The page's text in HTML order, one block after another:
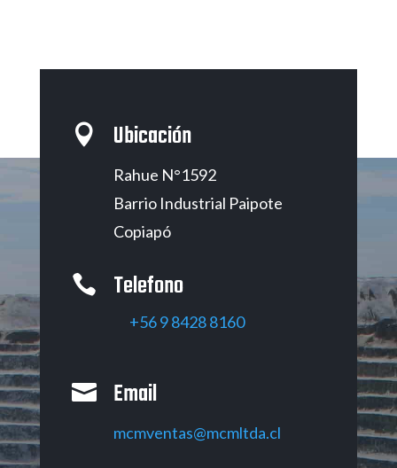
 Ubicación
Rahue N°1592
Barrio Industrial Paipote
Copiapó
 Telefono
‭+56 9 8428 8160‬
 Email
mcmventas@mcmltda.cl